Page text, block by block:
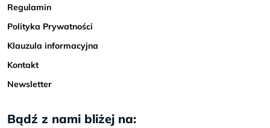
Regulamin
Polityka Prywatności
Klauzula informacyjna
Kontakt
Newsletter
Bądź z nami bliżej na: